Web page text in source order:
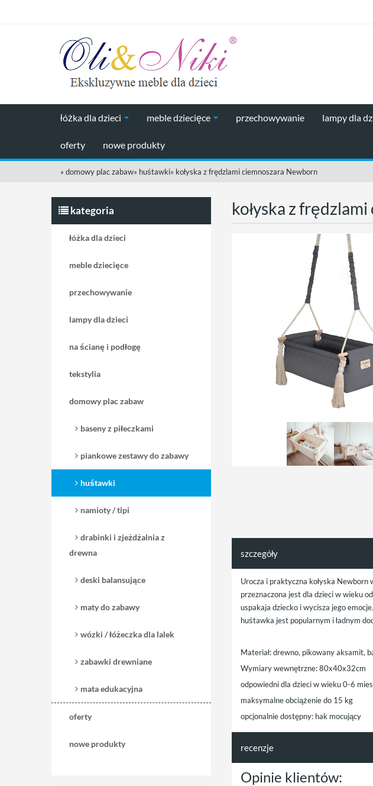
łóżka dla dzieci meble dziecięce przechowywanie lampy dla
oferty nowe produkty
» domowy plac zabaw» huśtawki» kołyska z frędzlami ciemnoszara Newborn
kołyska z
szczegóły
Urocza i praktyczna kołyska
przeznaczona jest dla dzieci w wieku
uspakaja dziecko i wycisza jego
huśtawka jest popularnym i ładnym
Materiał: drewno, pikowany aksamit,
Wymiary wewnętrzne: 80x40x32cm
odpowiedni dla dzieci w wieku 0-6
maksymalne obciążenie do 15 kg
opcjonalnie dostępny: hak mocujący
recenzje
Opinie klientów:
kategoria
łóżka dla dzieci
meble dziecięce
przechowywanie
lampy dla dzieci
na ścianę i podłogę
tekstylia
domowy plac zabaw
baseny z piłeczkami
piankowe zestawy do zabawy
huśtawki
namioty / tipi
drabinki i zjeżdżalnia z
drewna
deski balansujące
maty do zabawy
wózki / łóżeczka dla lalek
zabawki drewniane
mata edukacyjna
oferty
nowe produkty